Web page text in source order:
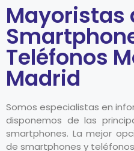
Mayoristas
Teléfonos
Madrid
Somos especialistas en
disponemos de las
smartphones. La mejor
de smartphones y